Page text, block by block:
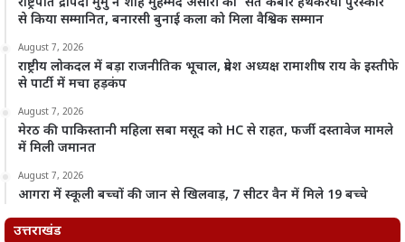
से किया सम्मानित, बनारसी बुनाई कला को मिला वैश्विक सम्मान
August 7, 2026
राष्ट्रीय लोकदल में बड़ा राजनीतिक भूचाल, प्रदेश अध्यक्ष रामाशीष राय के इस्तीफे
से पार्टी में मचा हड़कंप
August 7, 2026
मेरठ की पाकिस्तानी महिला सबा मसूद को HC से राहत, फर्जी दस्तावेज मामले
में मिली जमानत
August 7, 2026
आगरा में स्कूली बच्चों की जान से खिलवाड़, 7 सीटर वैन में मिले 19 बच्चे
उत्तराखंड